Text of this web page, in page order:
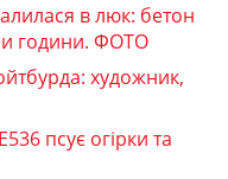
в люк: бетон
години. ФОТО
художник,
псує огірки та